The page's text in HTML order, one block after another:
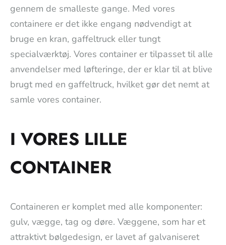
gennem de smalleste gange. Med vores
containere er det ikke engang nødvendigt at
bruge en kran, gaffeltruck eller tungt
specialværktøj. Vores container er tilpasset til alle
anvendelser med løfteringe, der er klar til at blive
brugt med en gaffeltruck, hvilket gør det nemt at
samle vores container.
I VORES LILLE
CONTAINER
Containeren er komplet med alle komponenter:
gulv, vægge, tag og døre. Væggene, som har et
attraktivt bølgedesign, er lavet af galvaniseret